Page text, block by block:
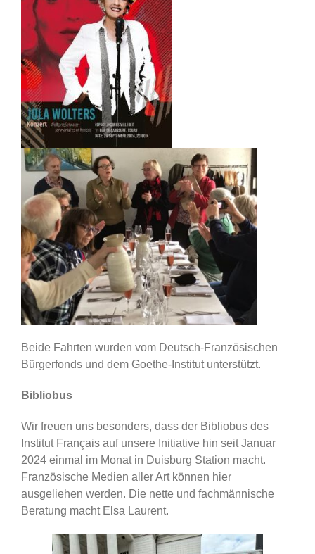
Beide Fahrten wurden vom Deutsch-Französischen
Bürgerfonds und dem Goethe-Institut unterstützt.
Bibliobus
Wir freuen uns besonders, dass der Bibliobus des
Institut Français auf unsere Initiative hin seit Januar
2024 einmal im Monat in Duisburg Station macht.
Französische Medien aller Art können hier
ausgeliehen werden. Die nette und fachmännische
Beratung macht Elsa Laurent.